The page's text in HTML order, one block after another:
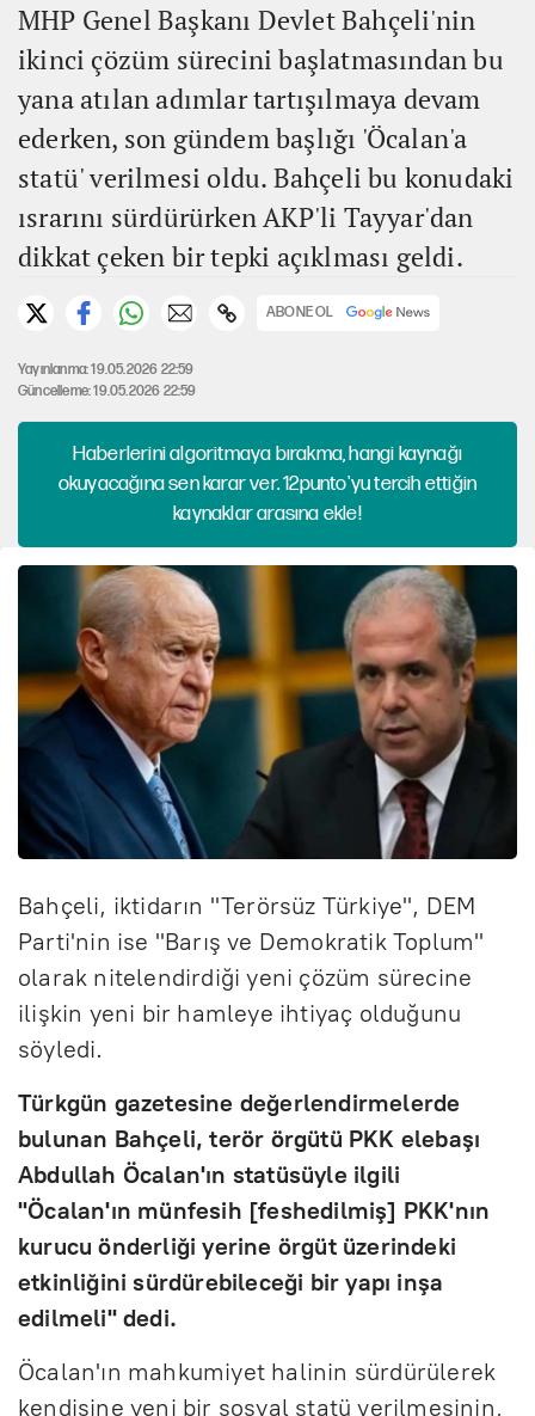
MHP Genel Başkanı Devlet Bahçeli'nin
ikinci çözüm sürecini başlatmasından bu
yana atılan adımlar tartışılmaya devam
ederken, son gündem başlığı 'Öcalan'a
statü' verilmesi oldu. Bahçeli bu konudaki
ısrarını sürdürürken AKP'li Tayyar'dan
dikkat çeken bir tepki açıklması geldi.
ABONE OL
Yayınlanma: 19.05.2026 22:59
Güncelleme: 19.05.2026 22:59
Haberlerini algoritmaya bırakma, hangi kaynağı
okuyacağına sen karar ver. 12punto'yu tercih ettiğin
kaynaklar arasına ekle!
Bahçeli, iktidarın "Terörsüz Türkiye", DEM
Parti'nin ise "Barış ve Demokratik Toplum"
olarak nitelendirdiği yeni çözüm sürecine
ilişkin yeni bir hamleye ihtiyaç olduğunu
söyledi.
Türkgün gazetesine değerlendirmelerde
bulunan Bahçeli, terör örgütü PKK elebaşı
Abdullah Öcalan'ın statüsüyle ilgili
"Öcalan'ın münfesih [feshedilmiş] PKK'nın
kurucu önderliği yerine örgüt üzerindeki
etkinliğini sürdürebileceği bir yapı inşa
edilmeli" dedi.
Öcalan'ın mahkumiyet halinin sürdürülerek
kendisine yeni bir sosyal statü verilmesinin,